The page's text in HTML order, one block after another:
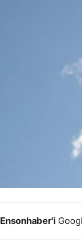
Ensonhaber'i